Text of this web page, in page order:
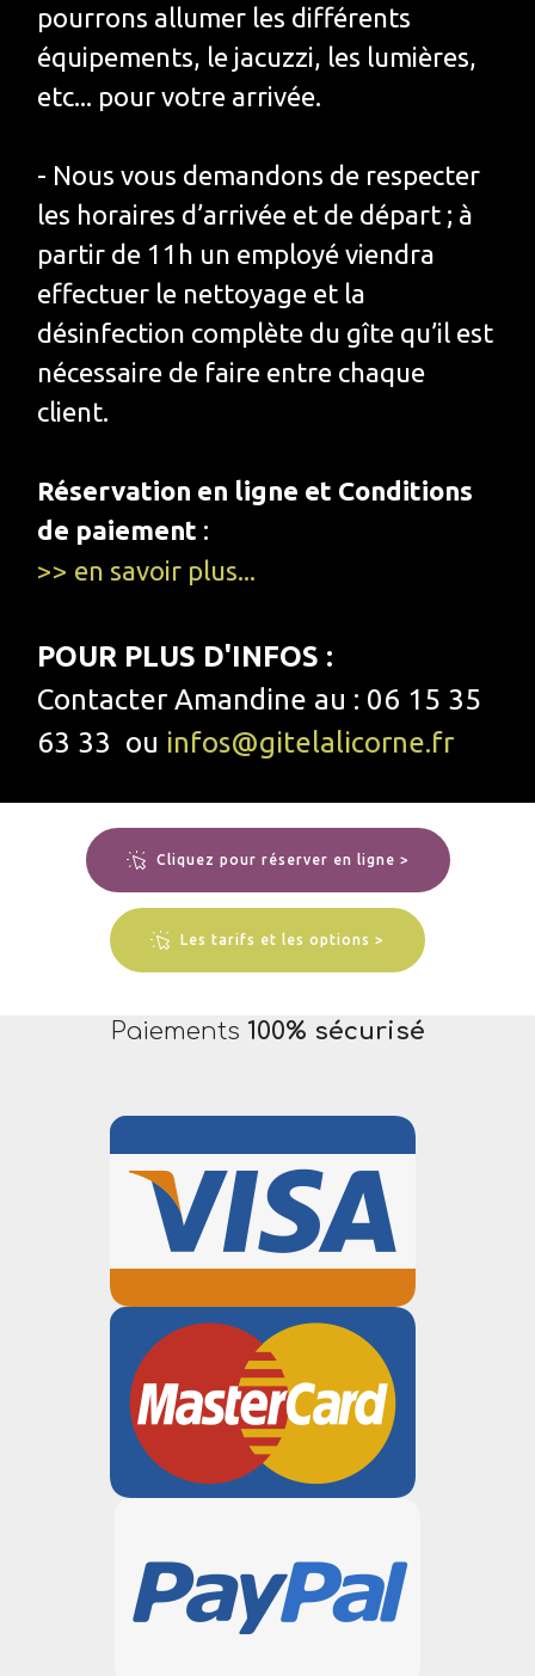
pourrons allumer les différents
équipements, le jacuzzi, les lumières,
etc... pour votre arrivée.
- Nous vous demandons de respecter
les horaires d’arrivée et de départ ; à
partir de 11h un employé viendra
effectuer le nettoyage et la
désinfection complète du gîte qu’il est
nécessaire de faire entre chaque
client.
Réservation en ligne et Conditions
de paiement :
>> en savoir plus...
POUR PLUS D'INFOS :
Contacter Amandine au : 06 15 35
63 33 ou infos@gitelalicorne.fr
Cliquez pour réserver en ligne >
Les tarifs et les options >
Paiements 100% sécurisé